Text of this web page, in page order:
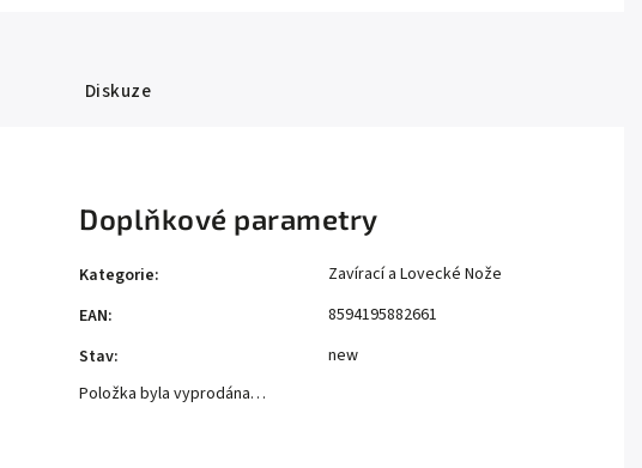
Diskuze
Doplňkové parametry
Kategorie:
Zavírací a Lovecké Nože
EAN:
8594195882661
Stav:
new
Položka byla vyprodána…